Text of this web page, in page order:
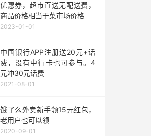
优惠券，超市直送无配送费，
商品价格相当于菜市场价格
2023-01-01
中国银行APP注册送20元+话
费，没有中行卡也可参与。4
元冲30元话费
2021-08-01
饿了么外卖新手领15元红包，
老用户也可以领
2020-09-01